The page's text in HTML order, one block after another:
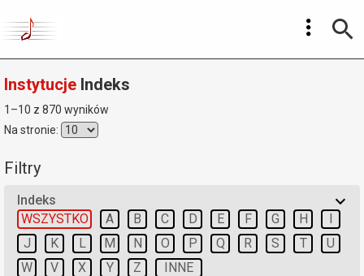
Instytucje Indeks
1–10 z 870 wyników
Na stronie:
Filtry
Indeks
WSZYSTKO
A B C D E F G H
I
J
K L M N O P Q R S T
U
W
V X Y Z INNE